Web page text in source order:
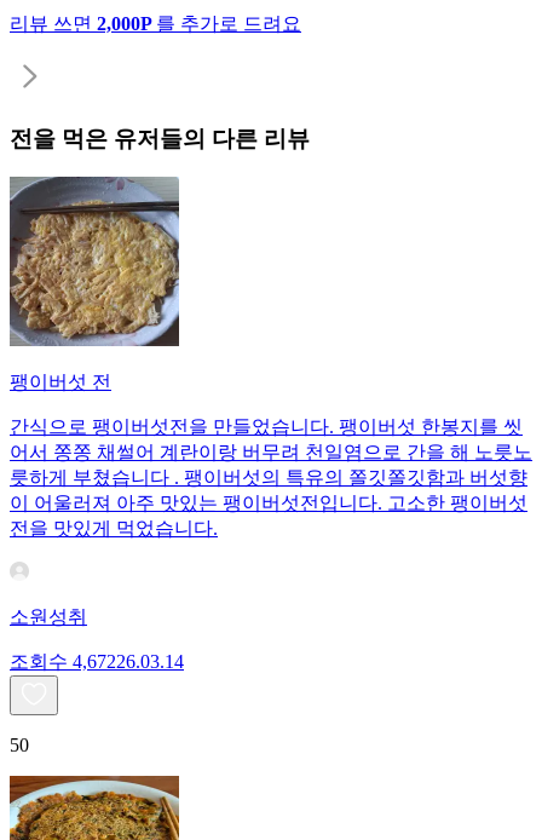
리뷰 쓰면 2,000P 를 추가로 드려요
전을 먹은 유저들의 다른 리뷰
팽이버섯 전
간식으로 팽이버섯전을 만들었습니다. 팽이버섯 한봉지를 씻
어서 쫑쫑 채썰어 계란이랑 버무려 천일염으로 간을 해 노릇노
릇하게 부쳤습니다 . 팽이버섯의 특유의 쫄깃쫄깃함과 버섯향
이 어울러져 아주 맛있는 팽이버섯전입니다. 고소한 팽이버섯
전을 맛있게 먹었습니다.
소원성취
조회수 4,67226.03.14
50